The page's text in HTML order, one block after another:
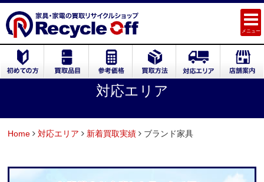
メニュー
対応エリア
Home 対応エリア 新着買取実績 ブランド家具